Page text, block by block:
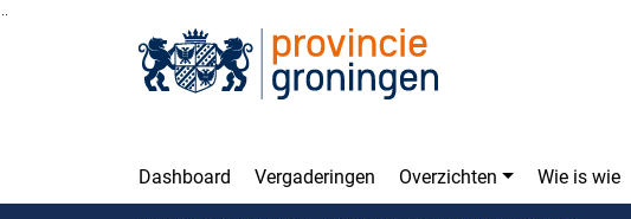
Ga naar de inhoud van deze pagina
Dashboard Vergaderingen Overzichten Wie is wie